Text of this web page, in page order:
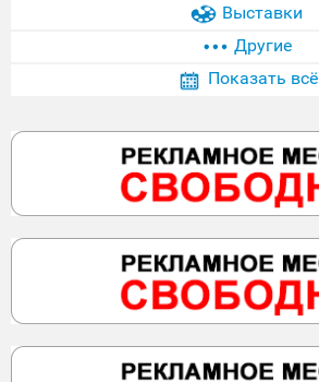
Выставки
Другие
Показать всё